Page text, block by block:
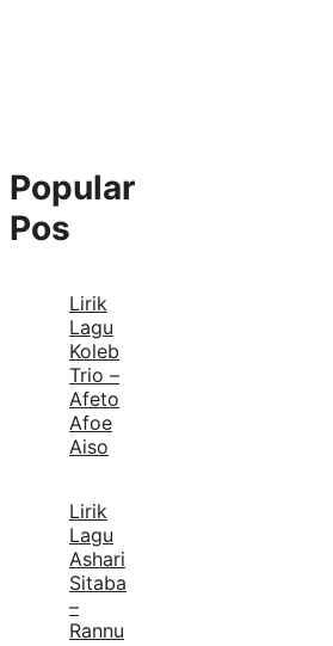
Popular
Pos
Lirik
Lagu
Koleb
Trio –
Afeto
Afoe
Aiso
Lirik
Lagu
Ashari
Sitaba
–
Rannu